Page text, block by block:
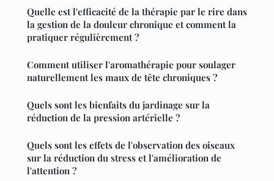
Quelle est l'efficacité de la thérapie par le rire dans
la gestion de la douleur chronique et comment la
pratiquer régulièrement ?
Comment utiliser l'aromathérapie pour soulager
naturellement les maux de tête chroniques ?
Quels sont les bienfaits du jardinage sur la
réduction de la pression artérielle ?
Quels sont les effets de l'observation des oiseaux
sur la réduction du stress et l'amélioration de
l'attention ?